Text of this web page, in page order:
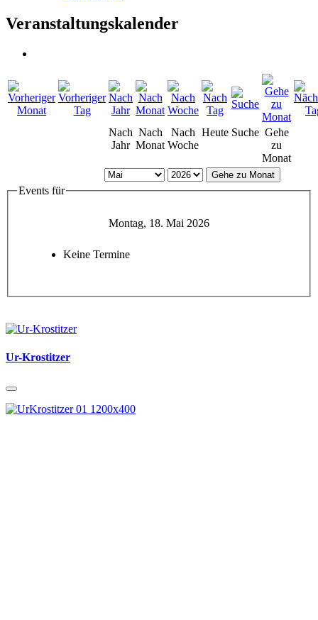
Veranstaltungskalender
Nach
Jahr
Nach
Monat
Nach
Woche
Heute Suche Gehe
zu
Monat
Gehe zu Monat
Events für
Montag, 18. Mai 2026
Keine Termine
Ur-Krostitzer